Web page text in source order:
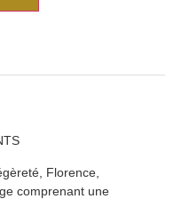
Florence,
comprenant une